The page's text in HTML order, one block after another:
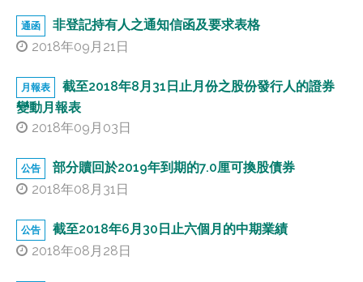
2020
2019
2017
通函
非登記持有人之通知信函及要求表格
2018年09月21日
月報表
截至2018年8月31日止月份之股份發行人的證券
變動月報表
2018年09月03日
公告
部分贖回於2019年到期的7.0厘可換股債券
2018年08月31日
公告
截至2018年6月30日止六個月的中期業績
2018年08月28日